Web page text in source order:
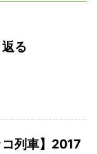
る
コ列車】2017